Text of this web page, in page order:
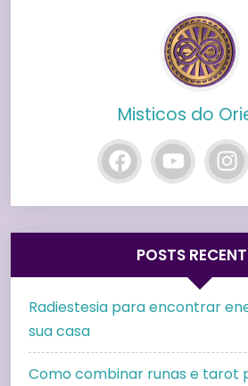
Misticos do
POSTS
Radiestesia para encontrar
sua casa
Como combinar runas e tarot